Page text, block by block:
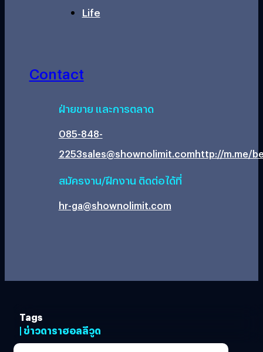
Life
Contact
ฝ่ายขาย และการตลาด
085-848-
2253sales@shownolimit.comhttp://m.me/
สมัครงาน/ฝึกงาน ติดต่อได้ที่
hr-ga@shownolimit.com
Tags
| ข่าวดาราฮอลลีวูด